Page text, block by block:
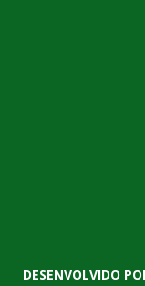
DESENVOLVIDO